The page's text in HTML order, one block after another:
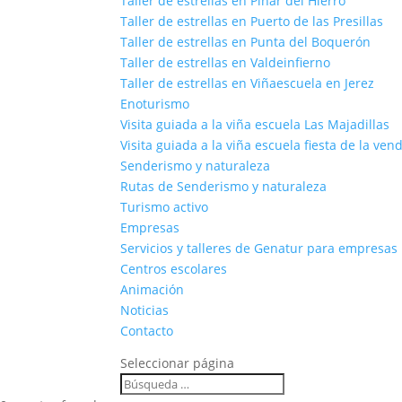
Taller de estrellas en Puerto de las Presillas
Taller de estrellas en Punta del Boquerón
Taller de estrellas en Valdeinfierno
Taller de estrellas en Viñaescuela en Jerez
Enoturismo
Visita guiada a la viña escuela Las Majadillas
Visita guiada a la viña escuela fiesta de la
Senderismo y naturaleza
Rutas de Senderismo y naturaleza
Turismo activo
Empresas
Servicios y talleres de Genatur para empresas
Centros escolares
Animación
Noticias
Contacto
Seleccionar página